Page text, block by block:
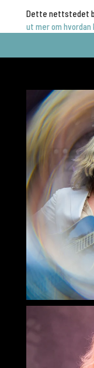
Dette nettstedet
ut mer om